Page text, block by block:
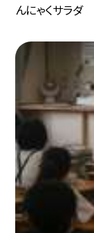
んにゃくサラダ